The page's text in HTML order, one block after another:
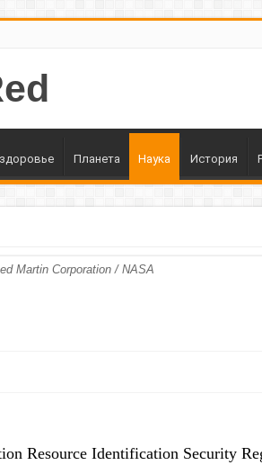
Планета Наука История
Martin Corporation / NASA
Resource Identification Security